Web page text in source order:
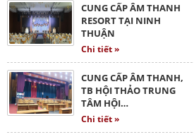
CUNG CẤP ÂM THANH
RESORT TẠI NINH
THUẬN
Chi tiết »
CUNG CẤP ÂM THANH,
TB HỘI THẢO TRUNG
TÂM HỘI…
Chi tiết »